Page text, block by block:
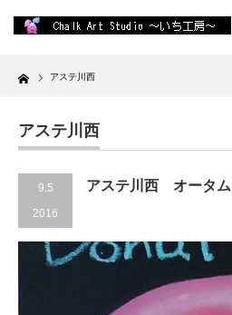
Home アステ川西
アステ川西
9.5
2016
アステ川西 オータム